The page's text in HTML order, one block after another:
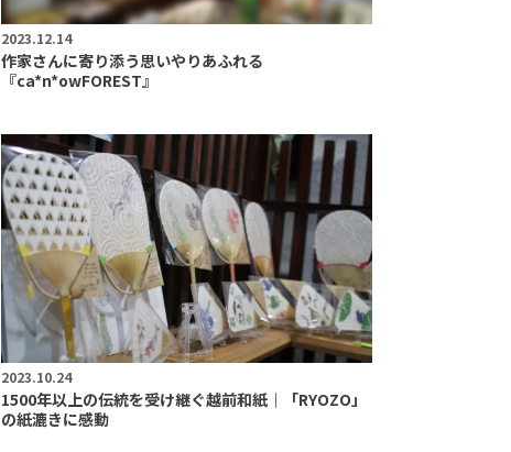
2023.12.14
作家さんに寄り添う思いやりあふれる
『ca*n*owFOREST』
2023.10.24
1500年以上の伝統を受け継ぐ越前和紙｜「RYOZO」
の紙漉きに感動